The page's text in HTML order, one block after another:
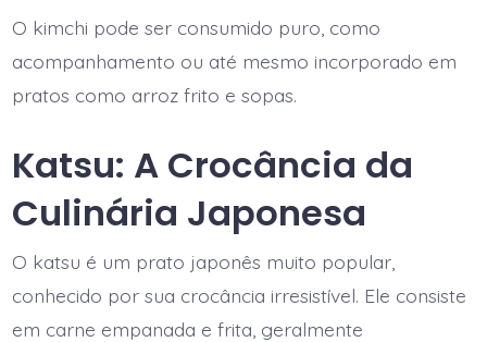
O kimchi pode ser consumido puro, como
acompanhamento ou até mesmo incorporado em
pratos como arroz frito e sopas.
Katsu: A Crocância da
Culinária Japonesa
O katsu é um prato japonês muito popular,
conhecido por sua crocância irresistível. Ele consiste
em carne empanada e frita, geralmente